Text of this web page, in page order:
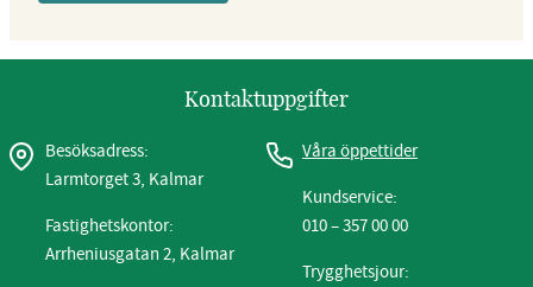
Kontaktuppgifter
Besöksadress:
Larmtorget 3, Kalmar
Fastighetskontor:
Arrheniusgatan 2, Kalmar
Våra öppettider
Kundservice:
010 – 357 00 00
Trygghetsjour: